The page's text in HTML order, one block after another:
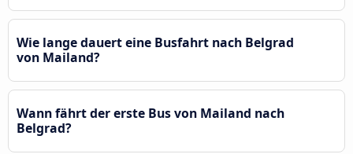
Wie lange dauert eine Busfahrt nach Belgrad
von Mailand?
Wann fährt der erste Bus von Mailand nach
Belgrad?